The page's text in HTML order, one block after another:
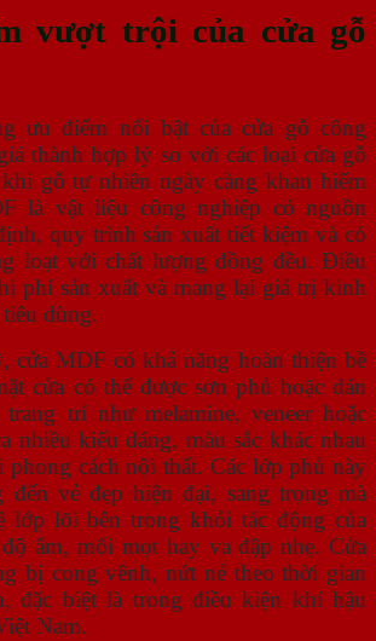
vượt trội của cửa gỗ
ưu điểm nổi bật của cửa gỗ công
thành hợp lý so với các loại cửa gỗ
gỗ tự nhiên ngày càng khan hiếm
là vật liệu công nghiệp có nguồn
quy trình sản xuất tiết kiệm và có
loạt với chất lượng đồng đều. Điều
phí sản xuất và mang lại giá trị kinh
dùng.
cửa MDF có khả năng hoàn thiện bề
cửa có thể được sơn phủ hoặc dán
trí như melamine, veneer hoặc
nhiều kiểu dáng, màu sắc khác nhau
cách nội thất. Các lớp phủ này
đến vẻ đẹp hiện đại, sang trọng mà
lớp lõi bên trong khỏi tác động của
ẩm, mối mọt hay va đập nhẹ. Cửa
bị cong vênh, nứt nẻ theo thời gian
đặc biệt là trong điều kiện khí hậu
Nam.